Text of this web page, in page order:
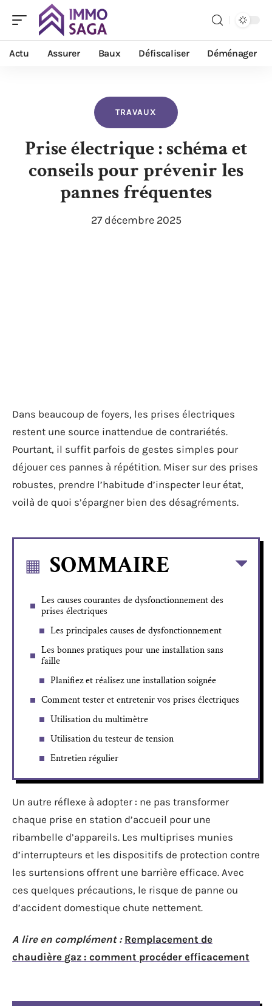
Actu Assurer Baux Défiscaliser Déménager
TRAVAUX
Prise électrique : schéma et
conseils pour prévenir les
pannes fréquentes
27 décembre 2025
Dans beaucoup de foyers, les prises électriques
restent une source inattendue de contrariétés.
Pourtant, il suffit parfois de gestes simples pour
déjouer ces pannes à répétition. Miser sur des prises
robustes, prendre l’habitude d’inspecter leur état,
voilà de quoi s’épargner bien des désagréments.
SOMMAIRE
Les causes courantes de dysfonctionnement des
prises électriques
Les principales causes de dysfonctionnement
Les bonnes pratiques pour une installation sans
faille
Planifiez et réalisez une installation soignée
Comment tester et entretenir vos prises électriques
Utilisation du multimètre
Utilisation du testeur de tension
Entretien régulier
Un autre réflexe à adopter : ne pas transformer
chaque prise en station d’accueil pour une
ribambelle d’appareils. Les multiprises munies
d’interrupteurs et les dispositifs de protection contre
les surtensions offrent une barrière efficace. Avec
ces quelques précautions, le risque de panne ou
d’accident domestique chute nettement.
A lire en complément : Remplacement de
chaudière gaz : comment procéder efficacement